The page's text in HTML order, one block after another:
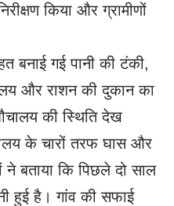
किया और ग्रामीणों
बनाई गई पानी की टंकी,
और राशन की दुकान का
की स्थिति देख
के चारों तरफ घास और
ने बताया कि पिछले दो साल
हुई है। गांव की सफाई